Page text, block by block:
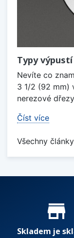
Typy
Nevíte co
3 1/2 (92 mm)
nerezové
Číst více
Všechny
Proč store_mall_directory
Skladem je